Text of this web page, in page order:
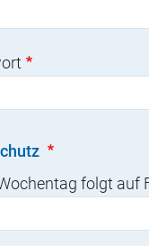
folgt auf